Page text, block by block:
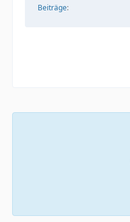
Beiträge